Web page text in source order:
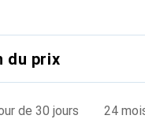
du prix
de 30 jours
24